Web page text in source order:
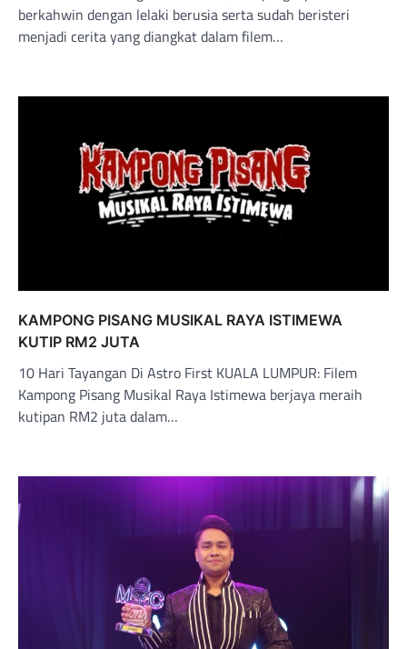
berkahwin dengan lelaki berusia serta sudah beristeri
menjadi cerita yang diangkat dalam filem…
KAMPONG PISANG MUSIKAL RAYA ISTIMEWA
KUTIP RM2 JUTA
10 Hari Tayangan Di Astro First KUALA LUMPUR: Filem
Kampong Pisang Musikal Raya Istimewa berjaya meraih
kutipan RM2 juta dalam…